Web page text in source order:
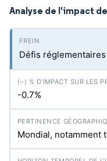
Analyse de l'impact
Défis
-0.7%
Mondial, notamment